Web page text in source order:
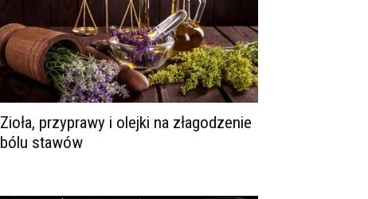
Zioła, przyprawy i olejki na złagodzenie
bólu stawów